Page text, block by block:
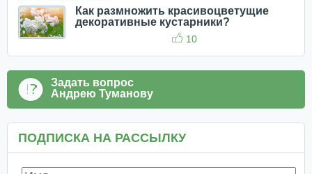
Как размножить красивоцветущие
декоративные кустарники?
10
Задать вопрос
Андрею Туманову
ПОДПИСКА НА РАССЫЛКУ